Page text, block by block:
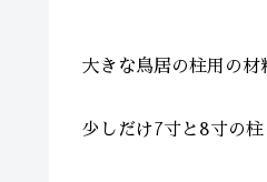
大きな鳥居の柱用の材
少しだけ7寸と8寸の柱